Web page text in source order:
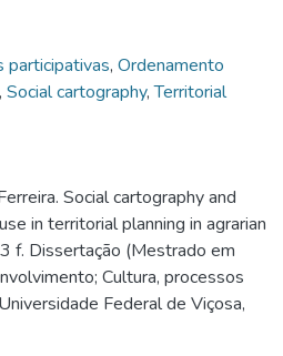
participativas, Ordenamento
, Social cartography,Territorial
Social cartography and
in territorial planning in agrarian
f. Dissertação (Mestrado em
Cultura, processos
Federal de Viçosa,